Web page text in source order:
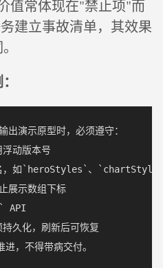
值常体现在"禁止项"而
建立事故清单，其效果
演示原型时，必须遵守：
动版本号
，如`heroStyles`、
展示数组下标
API
久化，刷新后可恢复